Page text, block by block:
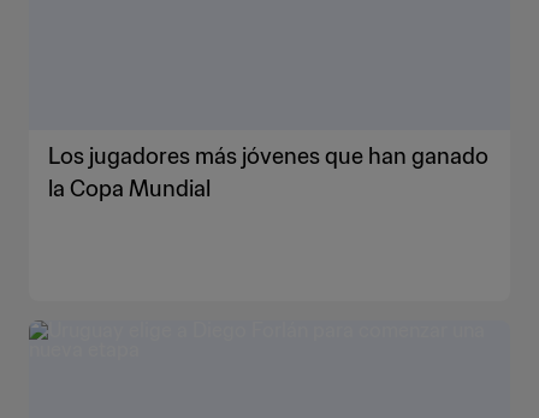
Los jugadores más jóvenes que han ganado
la Copa Mundial